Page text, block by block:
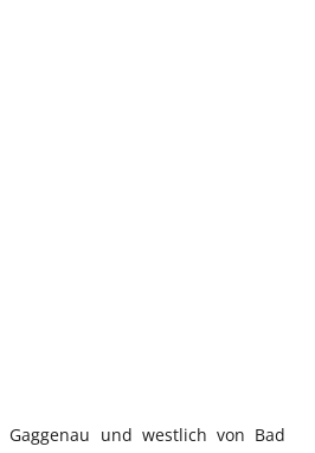
und westlich von Bad